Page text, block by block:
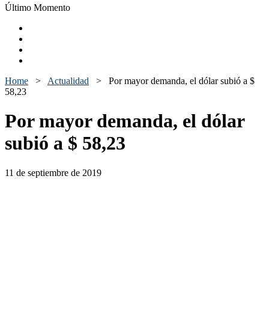
Último Momento
Home > Actualidad > Por mayor demanda, el dólar subió a $
58,23
Por mayor demanda, el dólar
subió a $ 58,23
11 de septiembre de 2019